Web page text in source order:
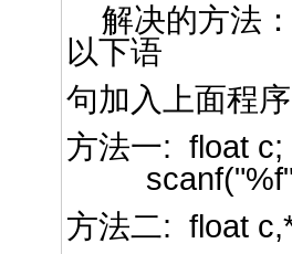
解决的方法
以下语
句加入上面程
方法一: float c;
方法二: float